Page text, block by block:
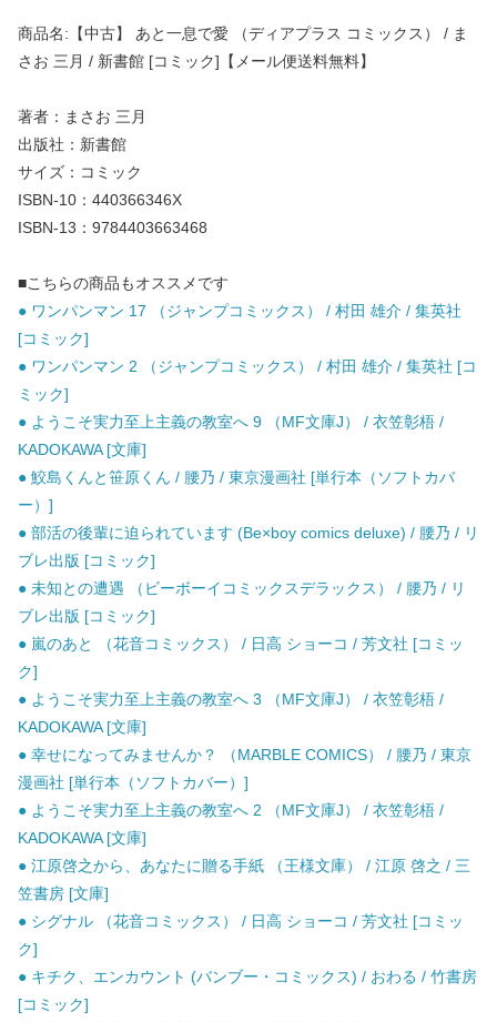
商品名:【中古】 あと一息で愛 （ディアプラス コミックス） / ま
さお 三月 / 新書館 [コミック]【メール便送料無料】
著者：まさお 三月
出版社：新書館
サイズ：コミック
ISBN-10：440366346X
ISBN-13：9784403663468
■こちらの商品もオススメです
● ワンパンマン 17 （ジャンプコミックス） / 村田 雄介 / 集英社
[コミック]
● ワンパンマン 2 （ジャンプコミックス） / 村田 雄介 / 集英社 [コ
ミック]
● ようこそ実力至上主義の教室へ 9 （MF文庫J） / 衣笠彰梧 /
KADOKAWA [文庫]
● 鮫島くんと笹原くん / 腰乃 / 東京漫画社 [単行本（ソフトカバ
ー）]
● 部活の後輩に迫られています (Be×boy comics deluxe) / 腰乃 / リ
ブレ出版 [コミック]
● 未知との遭遇 （ビーボーイコミックスデラックス） / 腰乃 / リ
ブレ出版 [コミック]
● 嵐のあと （花音コミックス） / 日高 ショーコ / 芳文社 [コミッ
ク]
● ようこそ実力至上主義の教室へ 3 （MF文庫J） / 衣笠彰梧 /
KADOKAWA [文庫]
● 幸せになってみませんか？ （MARBLE COMICS） / 腰乃 / 東京
漫画社 [単行本（ソフトカバー）]
● ようこそ実力至上主義の教室へ 2 （MF文庫J） / 衣笠彰梧 /
KADOKAWA [文庫]
● 江原啓之から、あなたに贈る手紙 （王様文庫） / 江原 啓之 / 三
笠書房 [文庫]
● シグナル （花音コミックス） / 日高 ショーコ / 芳文社 [コミッ
ク]
● キチク、エンカウント (バンブー・コミックス) / おわる / 竹書房
[コミック]